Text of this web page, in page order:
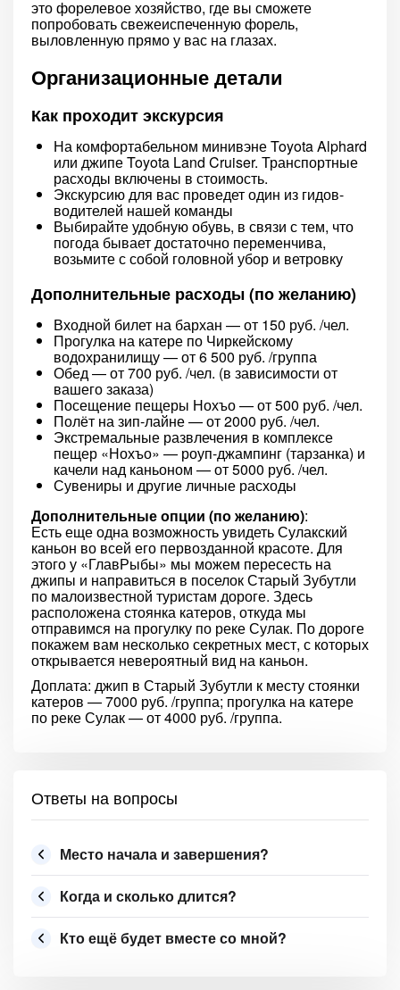
это форелевое хозяйство, где вы сможете
попробовать свежеиспеченную форель,
выловленную прямо у вас на глазах.
Организационные детали
Как проходит экскурсия
На комфортабельном минивэне Toyota Alphard
или джипе Toyota Land Cruiser. Транспортные
расходы включены в стоимость.
Экскурсию для вас проведет один из гидов-
водителей нашей команды
Выбирайте удобную обувь, в связи с тем, что
погода бывает достаточно переменчива,
возьмите с собой головной убор и ветровку
Дополнительные расходы (по желанию)
Входной билет на бархан — от 150 руб. /чел.
Прогулка на катере по Чиркейскому
водохранилищу — от 6 500 руб. /группа
Обед — от 700 руб. /чел. (в зависимости от
вашего заказа)
Посещение пещеры Нохъо — от 500 руб. /чел.
Полёт на зип-лайне — от 2000 руб. /чел.
Экстремальные развлечения в комплексе
пещер «Нохъо» — роуп-джампинг (тарзанка) и
качели над каньоном — от 5000 руб. /чел.
Сувениры и другие личные расходы
Дополнительные опции (по желанию):
Есть еще одна возможность увидеть Сулакский
каньон во всей его первозданной красоте. Для
этого у «ГлавРыбы» мы можем пересесть на
джипы и направиться в поселок Старый Зубутли
по малоизвестной туристам дороге. Здесь
расположена стоянка катеров, откуда мы
отправимся на прогулку по реке Сулак. По дороге
покажем вам несколько секретных мест, с которых
открывается невероятный вид на каньон.
Доплата: джип в Старый Зубутли к месту стоянки
катеров — 7000 руб. /группа; прогулка на катере
по реке Сулак — от 4000 руб. /группа.
Ответы на вопросы
Место начала и завершения?
Когда и сколько длится?
Кто ещё будет вместе со мной?